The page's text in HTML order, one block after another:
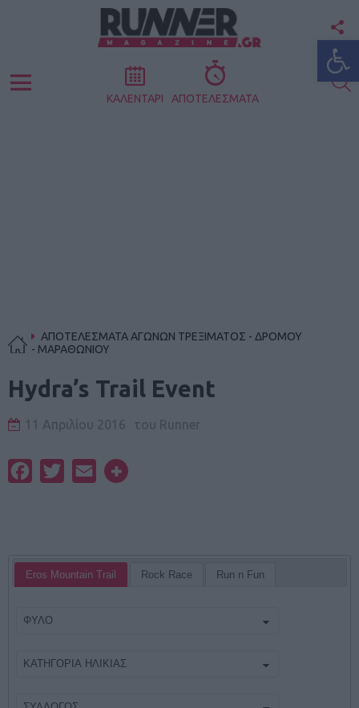
Menu ΚΑΛΕΝΤΑΡΙ ΑΠΟΤΕΛΕΣΜΑΤΑ
ΑΠΟΤΕΛΕΣΜΑΤΑ ΑΓΩΝΩΝ ΤΡΕΞΙΜΑΤΟΣ - ΔΡΟΜΟΥ
- ΜΑΡΑΘΩΝΙΟΥ
Hydra’s Trail Event
11 Απριλίου 2016 του Runner
FacebookTwitterEmail
Eros Mountain Trail Rock Race Run n Fun